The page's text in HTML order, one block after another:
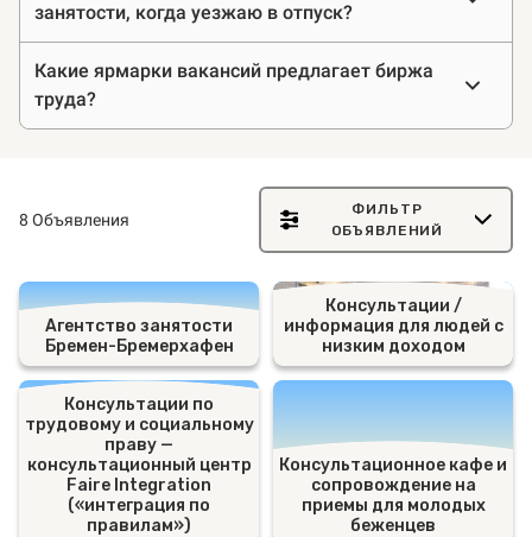
занятости, когда уезжаю в отпуск?
Какие ярмарки вакансий предлагает биржа
труда?
8 Объявления
ФИЛЬТР
ОБЪЯВЛЕНИЙ
Агентство занятости
Бремен-Бремерхафен
Консультации /
информация для людей с
низким доходом
Консультации по
трудовому и социальному
праву —
консультационный центр
Faire Integration
(«интеграция по
правилам»)
Консультационное кафе и
сопровождение на
приемы для молодых
беженцев